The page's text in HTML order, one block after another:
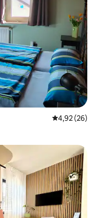
4,92 av 5 i
4,92 (26)